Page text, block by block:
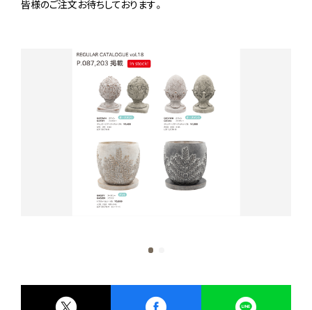
皆様のご注文お待ちしております。